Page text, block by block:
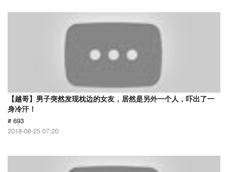
【越哥】男子突然发现枕边的女友，居然是另外一个人，吓出了一
身冷汗！
# 693
2018-08-25 07:20